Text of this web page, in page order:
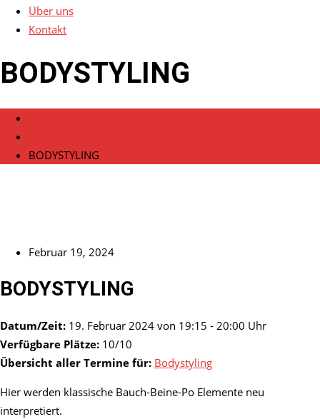
Über uns
Kontakt
BODYSTYLING
BODYSTYLING
Februar 19, 2024
BODYSTYLING
Datum/Zeit: 19. Februar 2024 von 19:15 - 20:00 Uhr
Verfügbare Plätze: 10/10
Übersicht aller Termine für: Bodystyling
Hier werden klassische Bauch-Beine-Po Elemente neu
interpretiert.